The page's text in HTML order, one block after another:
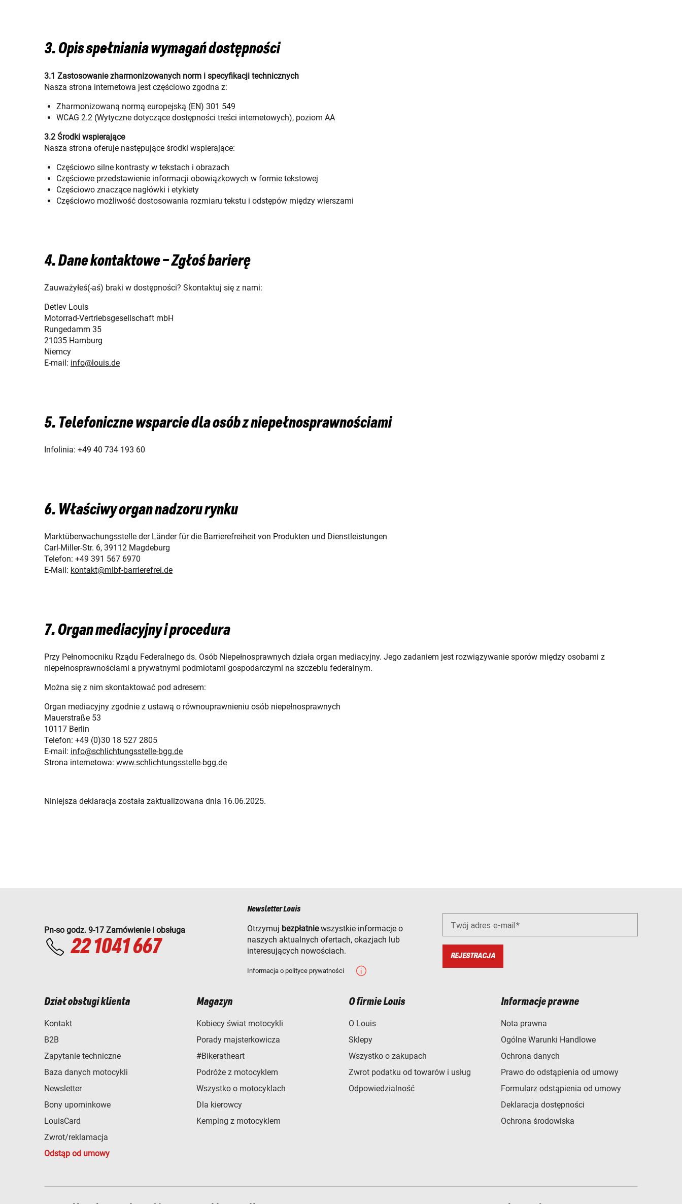
3. Opis spełniania wymagań dostępności
3.1 Zastosowanie zharmonizowanych norm i specyfikacji technicznych
Nasza strona internetowa jest częściowo zgodna z:
Zharmonizowaną normą europejską (EN) 301 549
WCAG 2.2 (Wytyczne dotyczące dostępności treści internetowych), poziom AA
3.2 Środki wspierające
Nasza strona oferuje następujące środki wspierające:
Częściowo silne kontrasty w tekstach i obrazach
Częściowe przedstawienie informacji obowiązkowych w formie tekstowej
Częściowo znaczące nagłówki i etykiety
Częściowo możliwość dostosowania rozmiaru tekstu i odstępów między wierszami
4. Dane kontaktowe – Zgłoś barierę
Zauważyłeś(-aś) braki w dostępności? Skontaktuj się z nami:
Detlev Louis
Motorrad-Vertriebsgesellschaft mbH
Rungedamm 35
21035 Hamburg
Niemcy
E-mail: info@louis.de
5. Telefoniczne wsparcie dla osób z niepełnosprawnościami
Infolinia: +49 40 734 193 60
6. Właściwy organ nadzoru rynku
Marktüberwachungsstelle der Länder für die Barrierefreiheit von Produkten und Dienstleistungen
Carl-Miller-Str. 6, 39112 Magdeburg
Telefon: +49 391 567 6970
E-Mail: kontakt@mlbf-barrierefrei.de
7. Organ mediacyjny i procedura
Przy Pełnomocniku Rządu Federalnego ds. Osób Niepełnosprawnych działa organ mediacyjny. Jego zadaniem jest rozwiązywanie sporów między osobami z
niepełnosprawnościami a prywatnymi podmiotami gospodarczymi na szczeblu federalnym.
Można się z nim skontaktować pod adresem:
Organ mediacyjny zgodnie z ustawą o równouprawnieniu osób niepełnosprawnych
Mauerstraße 53
10117 Berlin
Telefon: +49 (0)30 18 527 2805
E-mail: info@schlichtungsstelle-bgg.de
Strona internetowa: www.schlichtungsstelle-bgg.de
Niniejsza deklaracja została zaktualizowana dnia 16.06.2025.
Pn-so godz. 9-17 Zamówienie i obsługa
22 1041 667
Newsletter Louis
Otrzymuj bezpłatniewszystkie informacje o
naszych aktualnych ofertach, okazjach lub
interesujących nowościach.
Informacja o polityce prywatności
Twój adres e-mail
REJESTRACJA
Dział obsługi klienta
Kontakt
B2B
Zapytanie techniczne
Baza danych motocykli
Newsletter
Bony upominkowe
LouisCard
Zwrot/reklamacja
Odstąp od umowy
Magazyn
Kobiecy świat motocykli
Porady majsterkowicza
#Bikeratheart
Podróże z motocyklem
Wszystko o motocyklach
Dla kierowcy
Kemping z motocyklem
O firmie Louis
O Louis
Sklepy
Wszystko o zakupach
Zwrot podatku od towarów i usług
Odpowiedzialność
Informacje prawne
Nota prawna
Ogólne Warunki Handlowe
Ochrona danych
Prawo do odstąpienia od umowy
Formularz odstąpienia od umowy
Deklaracja dostępności
Ochrona środowiska